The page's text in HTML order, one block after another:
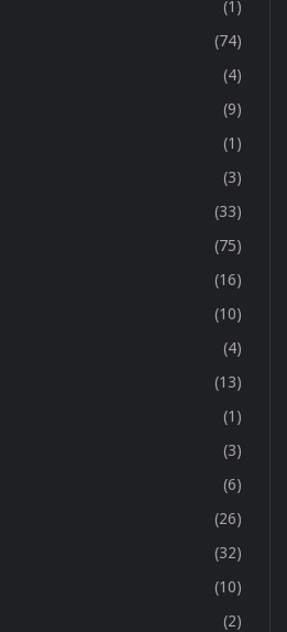
(1)
(74)
(4)
(9)
(1)
(3)
(33)
(75)
(16)
(10)
(4)
(13)
(1)
(3)
(6)
(26)
(32)
(10)
(2)